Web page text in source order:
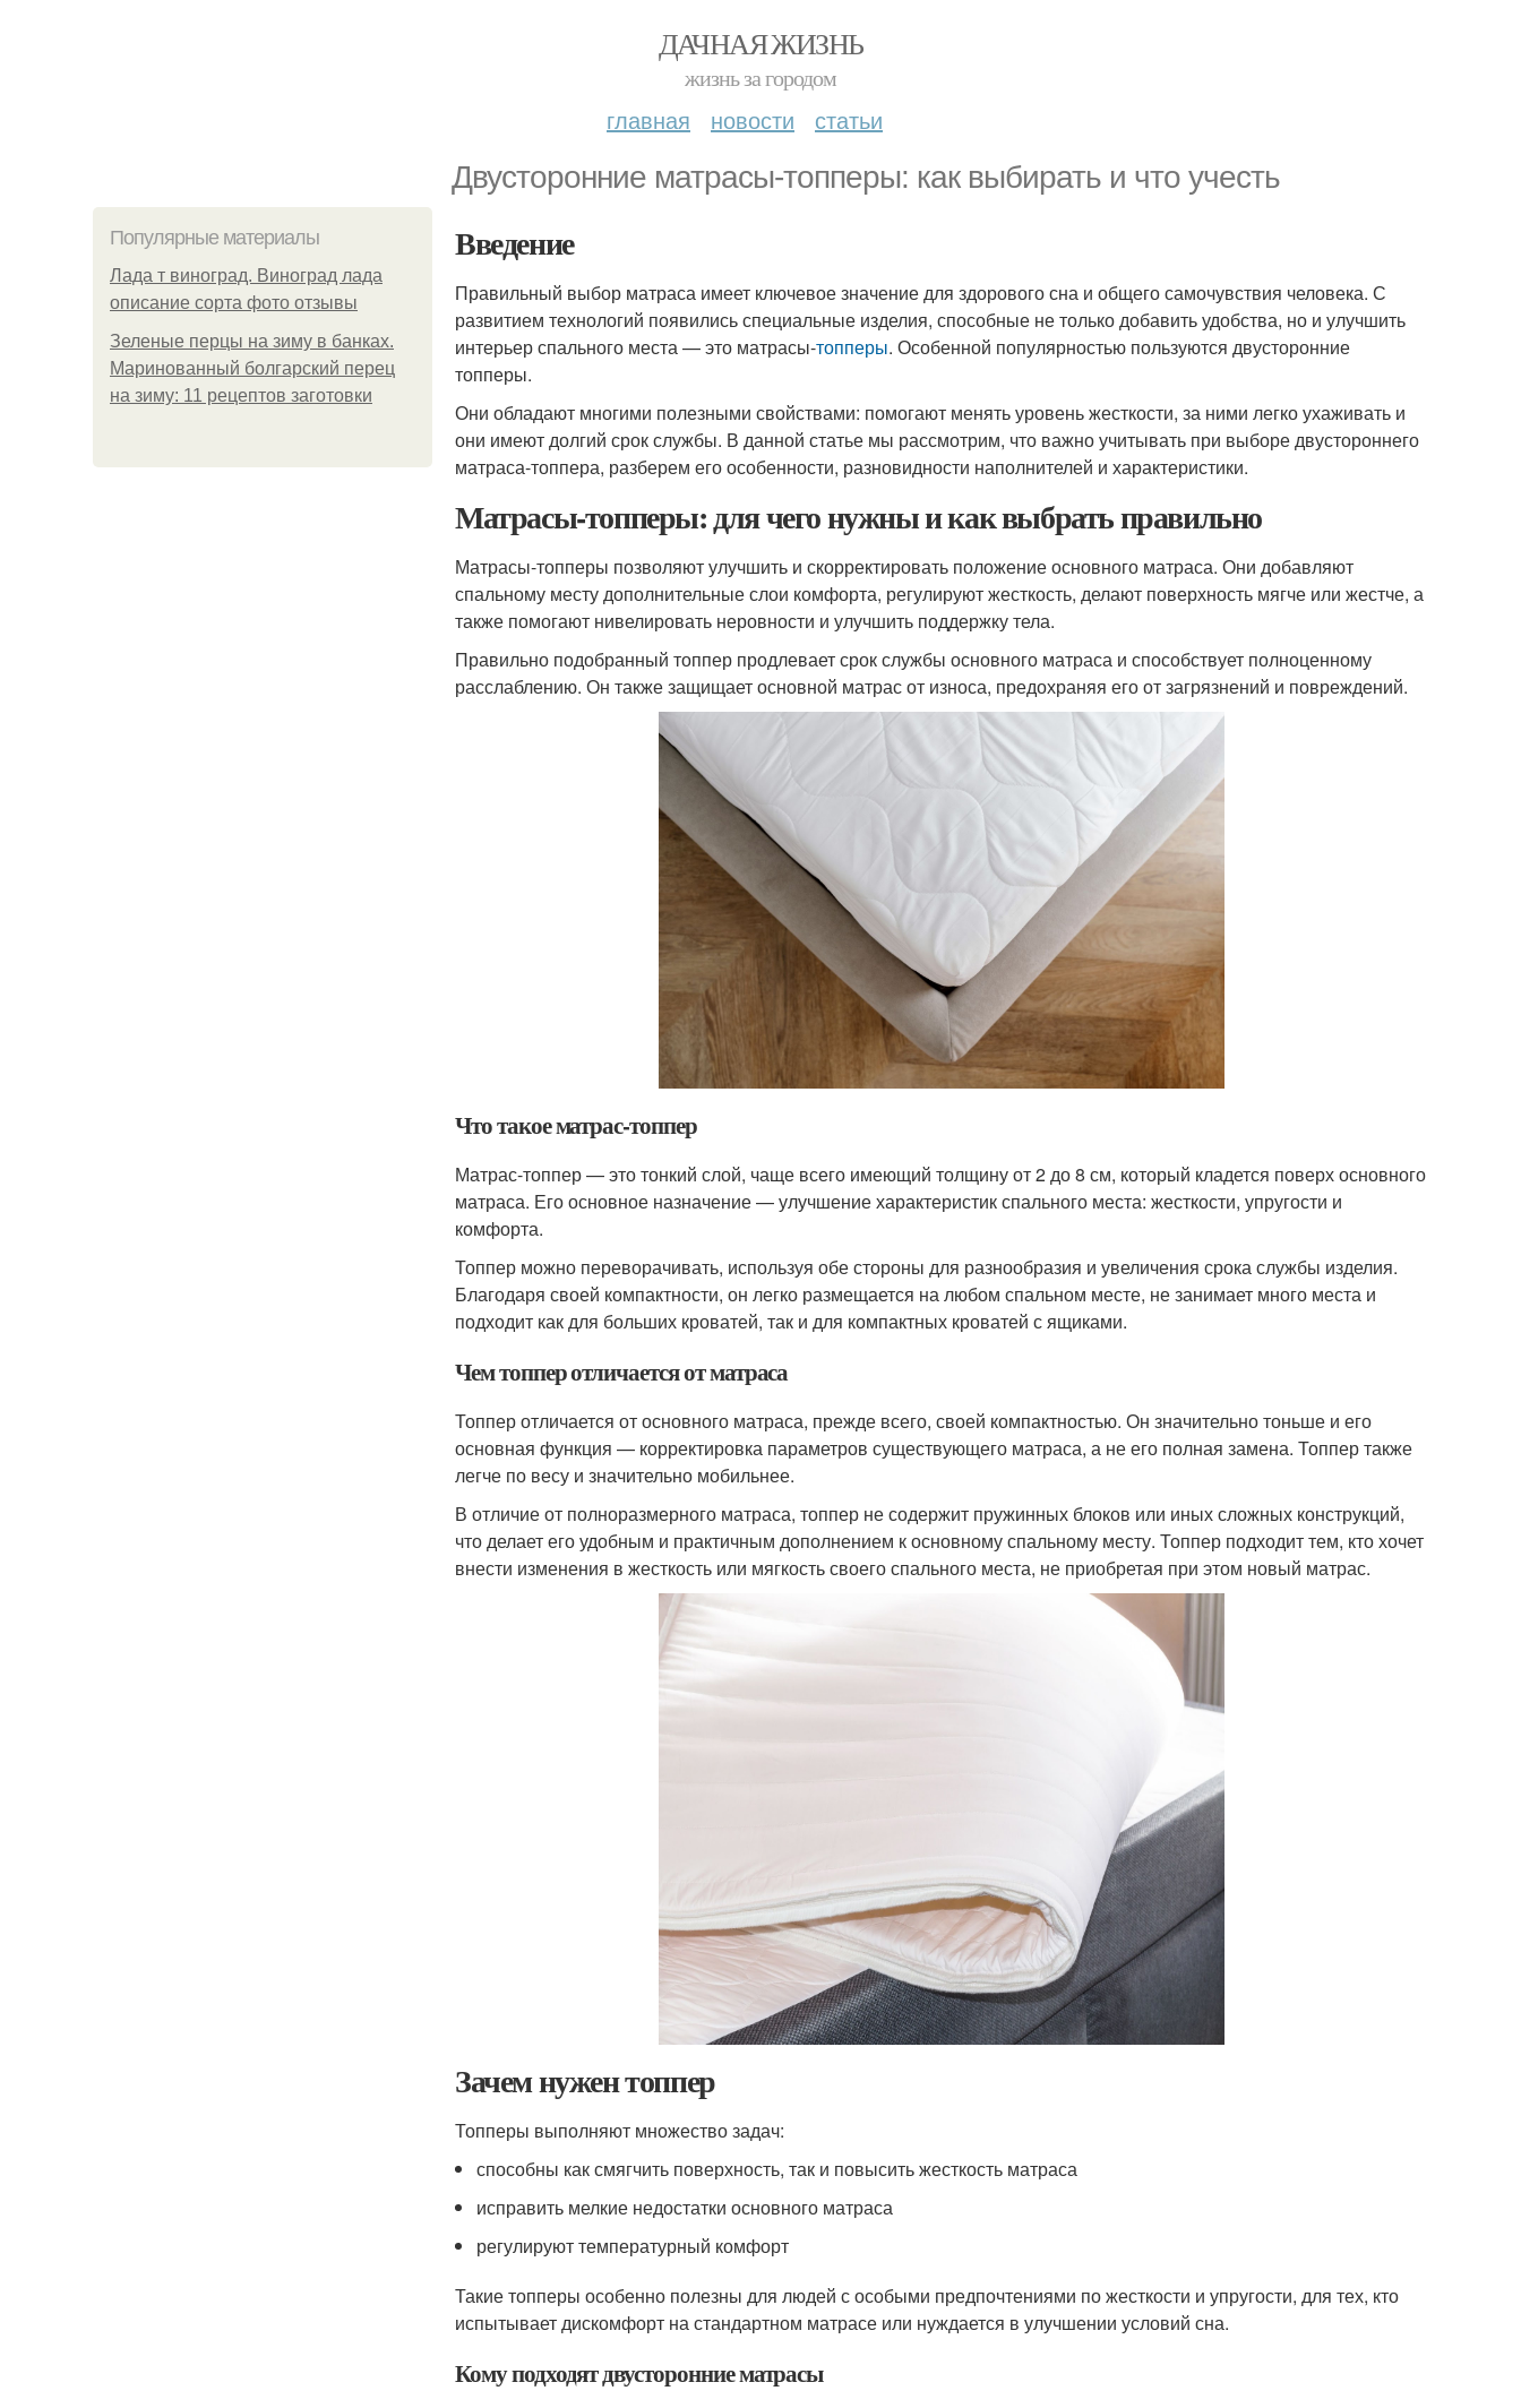
ДАЧНАЯ ЖИЗНЬ
жизнь за городом
главная новости статьи
Двусторонние матрасы-топперы: как выбирать и что учесть
Популярные материалы
Лада т виноград. Виноград лада
описание сорта фото отзывы
Зеленые перцы на зиму в банках.
Маринованный болгарский перец
на зиму: 11 рецептов заготовки
Введение
Правильный выбор матраса имеет ключевое значение для здорового сна и общего самочувствия человека. С
развитием технологий появились специальные изделия, способные не только добавить удобства, но и улучшить
интерьер спального места — это матрасы-топперы. Особенной популярностью пользуются двусторонние
топперы.
Они обладают многими полезными свойствами: помогают менять уровень жесткости, за ними легко ухаживать и
они имеют долгий срок службы. В данной статье мы рассмотрим, что важно учитывать при выборе двустороннего
матраса-топпера, разберем его особенности, разновидности наполнителей и характеристики.
Матрасы-топперы: для чего нужны и как выбрать правильно
Матрасы-топперы позволяют улучшить и скорректировать положение основного матраса. Они добавляют
спальному месту дополнительные слои комфорта, регулируют жесткость, делают поверхность мягче или жестче, а
также помогают нивелировать неровности и улучшить поддержку тела.
Правильно подобранный топпер продлевает срок службы основного матраса и способствует полноценному
расслаблению. Он также защищает основной матрас от износа, предохраняя его от загрязнений и повреждений.
Что такое матрас-топпер
Матрас-топпер — это тонкий слой, чаще всего имеющий толщину от 2 до 8 см, который кладется поверх основного
матраса. Его основное назначение — улучшение характеристик спального места: жесткости, упругости и
комфорта.
Топпер можно переворачивать, используя обе стороны для разнообразия и увеличения срока службы изделия.
Благодаря своей компактности, он легко размещается на любом спальном месте, не занимает много места и
подходит как для больших кроватей, так и для компактных кроватей с ящиками.
Чем топпер отличается от матраса
Топпер отличается от основного матраса, прежде всего, своей компактностью. Он значительно тоньше и его
основная функция — корректировка параметров существующего матраса, а не его полная замена. Топпер также
легче по весу и значительно мобильнее.
В отличие от полноразмерного матраса, топпер не содержит пружинных блоков или иных сложных конструкций,
что делает его удобным и практичным дополнением к основному спальному месту. Топпер подходит тем, кто хочет
внести изменения в жесткость или мягкость своего спального места, не приобретая при этом новый матрас.
Зачем нужен топпер
Топперы выполняют множество задач:
способны как смягчить поверхность, так и повысить жесткость матраса
исправить мелкие недостатки основного матраса
регулируют температурный комфорт
Такие топперы особенно полезны для людей с особыми предпочтениями по жесткости и упругости, для тех, кто
испытывает дискомфорт на стандартном матрасе или нуждается в улучшении условий сна.
Кому подходят двусторонние матрасы